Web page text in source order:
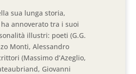
sua lunga storia,
ha annoverato tra i suoi
illustri: poeti (G.G.
Monti, Alessandro
(Massimo d’Azeglio,
Giovanni